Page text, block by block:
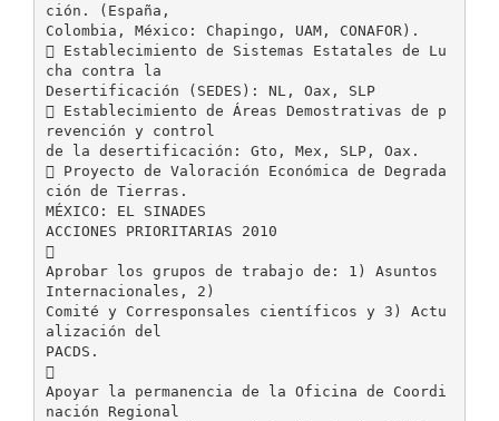
ción. (España,
Colombia, México: Chapingo, UAM, CONAFOR).
 Establecimiento de Sistemas Estatales de Lu
cha contra la
Desertificación (SEDES): NL, Oax, SLP
 Establecimiento de Áreas Demostrativas de p
revención y control
de la desertificación: Gto, Mex, SLP, Oax.
 Proyecto de Valoración Económica de Degrada
ción de Tierras.
MÉXICO: EL SINADES
ACCIONES PRIORITARIAS 2010

Aprobar los grupos de trabajo de: 1) Asuntos
Internacionales, 2)
Comité y Corresponsales científicos y 3) Actu
alización del
PACDS.

Apoyar la permanencia de la Oficina de Coordi
nación Regional